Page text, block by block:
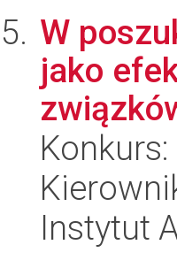
W
jako
Konkurs:
Instytut